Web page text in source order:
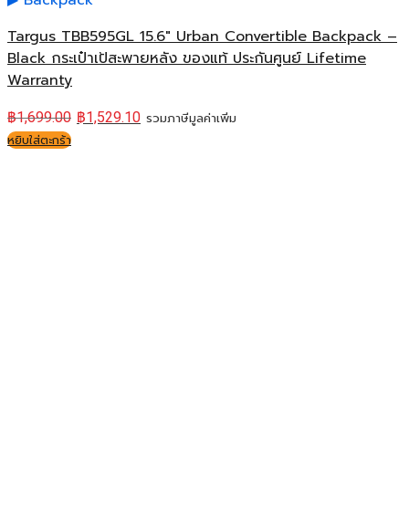
Targus TBB595GL 15.6″ Urban Convertible Backpack –
Black กระเป๋าเป้สะพายหลัง ของแท้ ประกันศูนย์ Lifetime
Warranty
฿1,699.00 ฿1,529.10 รวมภาษีมูลค่าเพิ่ม
หยิบใส่ตะกร้า